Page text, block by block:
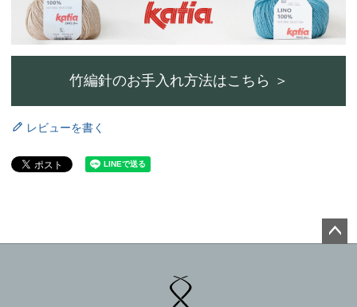
竹編針のお手入れ方法はこちら ＞
レビューを書く